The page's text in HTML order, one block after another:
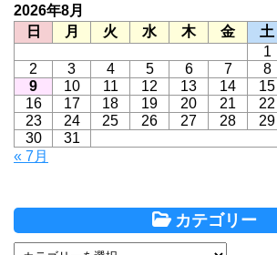
2026年8月
日
月 火 水 木 金
土
1
2
3 4 5 6 7
8
9
10 11 12 13 14
15
16
17 18 19 20 21
22
23
24 25 26 27 28
29
30
31
« 7月
カテゴリー